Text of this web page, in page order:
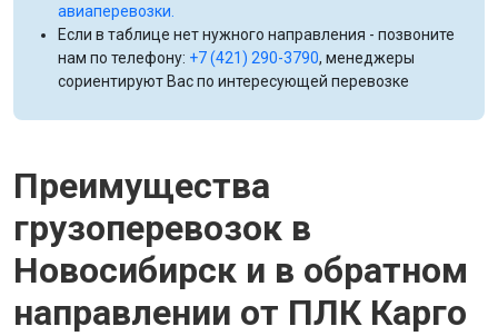
авиаперевозки.
Если в таблице нет нужного направления - позвоните
нам по телефону: +7 (421) 290-3790, менеджеры
сориентируют Вас по интересующей перевозке
Преимущества
грузоперевозок в
Новосибирск и в обратном
направлении от ПЛК Карго